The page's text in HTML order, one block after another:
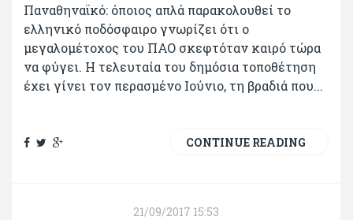
Παναθηναϊκό: όποιος απλά παρακολουθεί το
ελληνικό ποδόσφαιρο γνωρίζει ότι ο
μεγαλομέτοχος του ΠΑΟ σκεφτόταν καιρό τώρα
να φύγει. Η τελευταία του δημόσια τοποθέτηση
έχει γίνει τον περασμένο Ιούνιο, τη βραδιά που...
CONTINUE READING
21/09/2017 15:53